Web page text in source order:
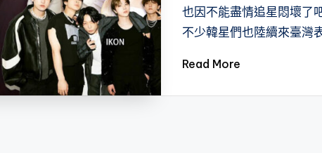
也因不能盡情追星悶壞了
不少韓星們也陸續來臺灣
Read More